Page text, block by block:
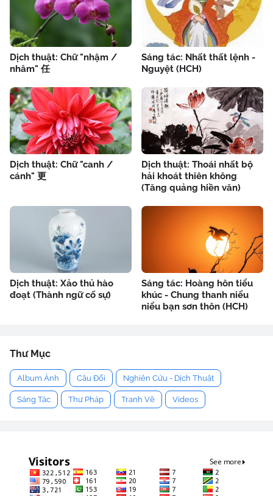
Dịch thuật: Chữ "nhậm /
nhâm" 任
Sáng tác: Nhất thất lệnh -
Nguyệt (HCH)
Dịch thuật: Chữ "canh /
cánh" 更
Dịch thuật: Thoái nhất bộ
hải khoát thiên không
(Tăng quảng hiền văn)
Dịch thuật: Xảo thủ hào
đoạt (Thành ngữ cố sự)
Sáng tác: Hoàng hôn tiểu
khúc - Chung thanh niểu
niểu bạn sơn thôn (HCH)
Thư Mục
Album Ảnh Câu Đối Nghiên Cứu - Dịch Thuật
Sáng Tác Thư Pháp Tranh Vẽ Videos